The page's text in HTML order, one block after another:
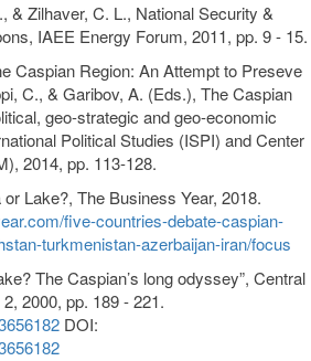
& Zilhaver, C. L., National Security &
IAEE Energy Forum, 2011, pp. 9 - 15.
Caspian Region: An Attempt to Preseve
C., & Garibov, A. (Eds.), The Caspian
geo-strategic and geo-economic
Political Studies (ISPI) and Center
2014, pp. 113-128.
Lake?, The Business Year, 2018.
five-countries-debate-caspian-
turkmenistan-azerbaijan-iran/focus
The Caspian’s long odyssey”, Central
2000, pp. 189 - 221.
DOI: